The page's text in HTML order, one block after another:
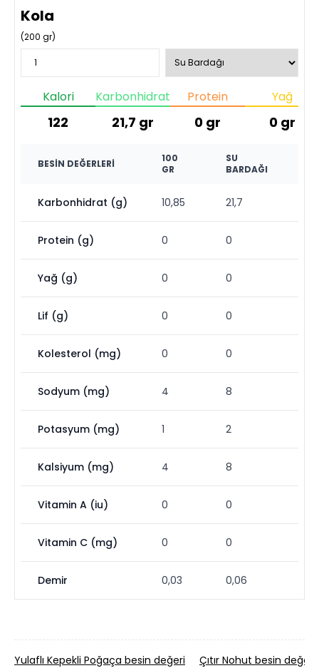
Kola
(200 gr)
Kalori
122
Karbonhidrat
21,7 gr
Protein
0 gr
Yağ
0 gr
BESIN DEĞERLERI
100
GR
SU
BARDAĞI
Karbonhidrat (g) 10,85 21,7
Protein (g) 0 0
Yağ (g) 0 0
Lif (g) 0 0
Kolesterol (mg) 0 0
Sodyum (mg) 4 8
Potasyum (mg) 1 2
Kalsiyum (mg) 4 8
Vitamin A (iu) 0 0
Vitamin C (mg) 0 0
Demir 0,03 0,06
Yulaflı Kepekli Poğaça besin değeri Çıtır Nohut besin değeri